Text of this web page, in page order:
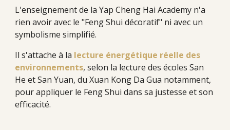
L'enseignement de la Yap Cheng Hai Academy n'a
rien avoir avec le "Feng Shui décoratif" ni avec un
symbolisme simplifié.
Il s'attache à la lecture énergétique réelle des
environnements, selon la lecture des écoles San
He et San Yuan, du Xuan Kong Da Gua notamment,
pour appliquer le Feng Shui dans sa justesse et son
efficacité.